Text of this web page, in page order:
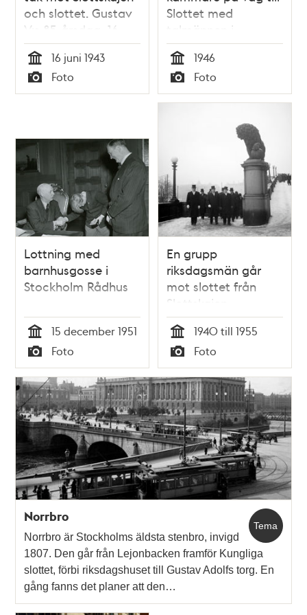
och slottet. Gustav
V:s 85-årsdag, 16
juni 1943
Tid
16 juni 1943
Typ
Foto
Slottet med
talmännen i
spetsen.
Riksdagshuset i
bakgrunden
Tid
1946
Typ
Foto
Lottning med
barnhusgosse i
Stockholm Rådhus
Tid
15 december 1951
Typ
Foto
En grupp
riksdagsmän går
mot slottet från
Slottskajen
Tid
1940 till 1955
Typ
Foto
Tema
Norrbro
Norrbro är Stockholms äldsta stenbro, invigd
1807. Den går från Lejonbacken framför Kungliga
slottet, förbi riksdagshuset till Gustav Adolfs torg. En
gång fanns det planer att den…